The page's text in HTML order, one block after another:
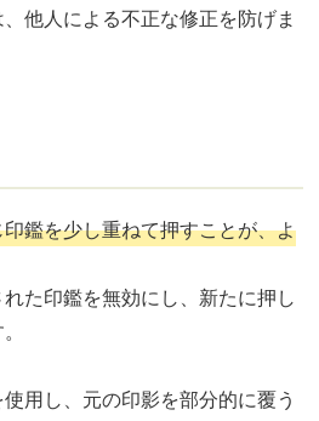
他人による不正な修正を防げま
鑑を少し重ねて押すことが、よ
た印鑑を無効にし、新たに押し
用し、元の印影を部分的に覆う